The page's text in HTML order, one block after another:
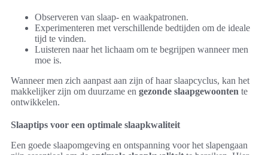
Observeren van slaap- en waakpatronen.
Experimenteren met verschillende bedtijden om de ideale
tijd te vinden.
Luisteren naar het lichaam om te begrijpen wanneer men
moe is.
Wanneer men zich aanpast aan zijn of haar slaapcyclus, kan het
makkelijker zijn om duurzame en gezonde slaapgewoonten te
ontwikkelen.
Slaaptips voor een optimale slaapkwaliteit
Een goede slaapomgeving en ontspanning voor het slapengaan